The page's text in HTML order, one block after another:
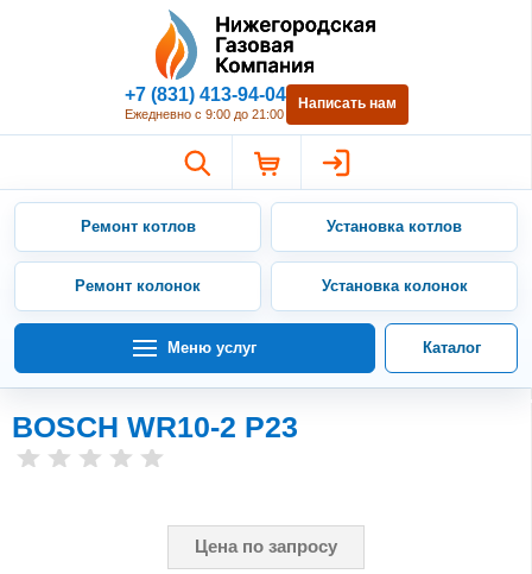
Нижегородская Газовая
+7 (831) 413-94-04
Ежедневно с 9:00 до 21:00
Написать нам
Ремонт котлов Установка котлов
Ремонт колонок Установка колонок
Меню услуг Каталог
BOSCH WR10-2 P23
Цена по запросу